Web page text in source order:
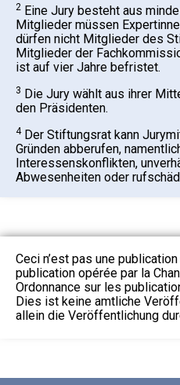
2 Eine Jury besteht aus
Mitglieder müssen
dürfen nicht Mitglieder des
Mitglieder der
ist auf vier Jahre befristet.
3 Die Jury wählt aus ihrer
den Präsidenten.
4Der Stiftungsrat kann
Gründen abberufen,
Interessenskonflikten,
Abwesenheiten oder
Ceci n’est pas une
publication opérée par la
Ordonnance sur les
Dies ist keine amtliche
allein die Veröffentlichung